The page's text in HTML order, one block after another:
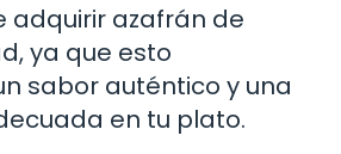
adquirir azafrán de
ya que esto
sabor auténtico y una
en tu plato.